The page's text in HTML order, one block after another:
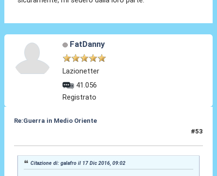
FatDanny
Lazionetter
41.056
Registrato
Re:Guerra in Medio Oriente
#53
Citazione di: galafro il 17 Dic 2016, 09:02